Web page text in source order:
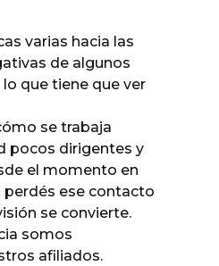
varias hacia las
de algunos
que tiene que ver
se trabaja
pocos dirigentes y
el momento en
perdés ese contacto
se convierte.
somos
afiliados.